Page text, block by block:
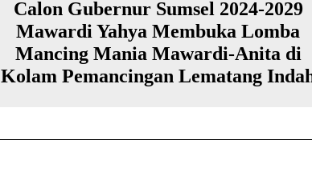
Calon Gubernur Sumsel 2024-2029
Mawardi Yahya Membuka Lomba
Mancing Mania Mawardi-Anita di
Kolam Pemancingan Lematang